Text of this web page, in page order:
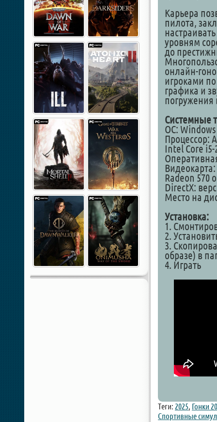
Карьера
пилота,
уровням
до
онлайн-
игроками
графика и
погружения
Системные
ОС: Windows
Процессор:
Intel Core i5-
Radeon 570
DirectX:
Место на
Установка:
1.
2.
3.
образе) в
4. Играть
Теги: 2025, Гонки
Спортивные